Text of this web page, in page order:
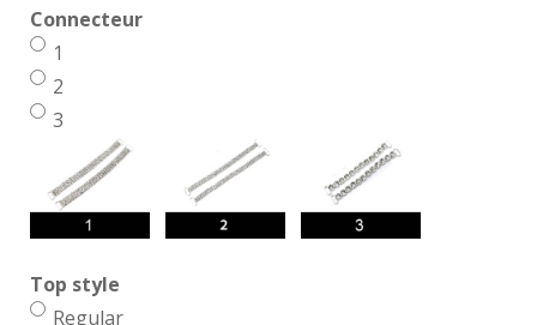
Connecteur
1
2
3
Top style
Regular